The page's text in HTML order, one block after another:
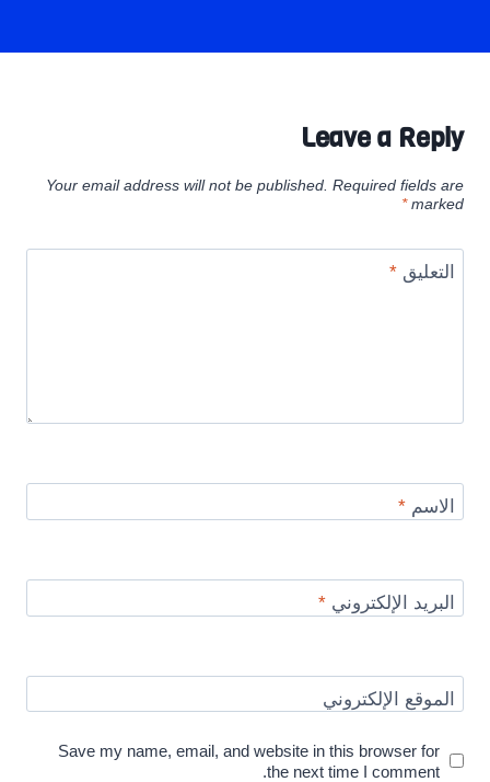
Leave a Reply
Your email address will not be published. Required fields are
marked
*
التعليق*
الاسم*
البريد الإلكتروني*
الموقع الإلكتروني
Save my name, email, and website in this browser for
the next time I comment.